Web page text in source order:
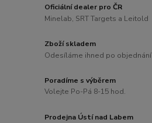
Oficiální dealer pro ČR
Minelab, SRT Targets a Leitold
Zboží skladem
Odesíláme ihned po objednání
Poradíme s výběrem
Volejte Po-Pá 8-15 hod.
Prodejna Ústí nad Labem